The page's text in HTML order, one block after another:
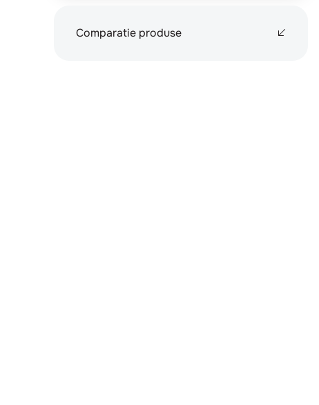
Comparatie produse